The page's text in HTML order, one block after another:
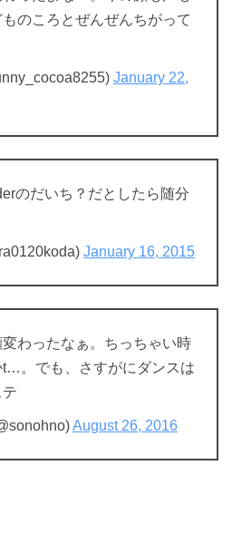
のころとぜんぜんちがって
January 22,
のだいち？だとしたら随分
January 16, 2015
わったなぁ。ちっちゃい時
t…。でも、さすがにダンスは
August 26, 2016